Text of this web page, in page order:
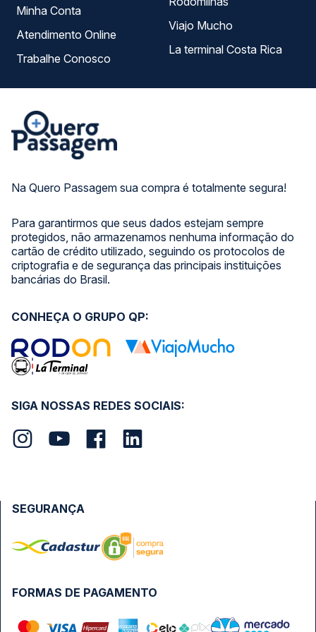
Na Quero Passagem sua compra é totalmente segura!
Para garantirmos que seus dados estejam sempre
protegidos, não armazenamos nenhuma informação do
cartão de crédito utilizado, seguindo os protocolos de
criptografia e de segurança das principais instituições
bancárias do Brasil.
Minha Conta
Atendimento Online
Trabalhe Conosco
Viajo Mucho
La terminal Costa Rica
SIGA NOSSAS REDES SOCIAIS:
CONHEÇA O GRUPO QP:
FORMAS DE PAGAMENTO
SEGURANÇA